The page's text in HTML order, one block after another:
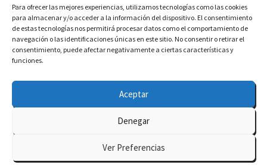
Para ofrecer las mejores experiencias, utilizamos tecnologías como las cookies
para almacenar y/o acceder a la información del dispositivo. El consentimiento
de estas tecnologías nos permitirá procesar datos como el comportamiento de
navegación o las identificaciones únicas en este sitio. No consentir o retirar el
consentimiento, puede afectar negativamente a ciertas características y
funciones.
Aceptar
Denegar
Ver Preferencias
reclutamiento, automatiza procesos y mejora
la toma de decisiones en RR.HH.
LEER MÁS
Kadence WP